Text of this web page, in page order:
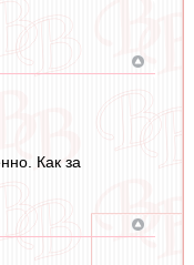
Как за